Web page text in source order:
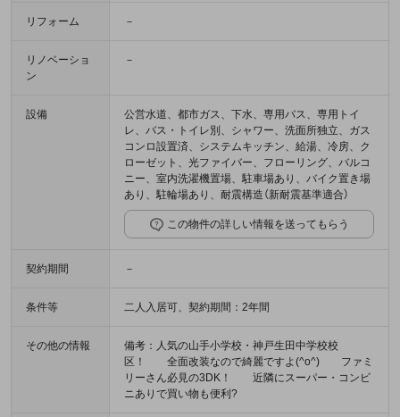
リフォーム －
リノベーショ
ン
－
設備
公営水道、都市ガス、下水、専用バス、専用トイ
レ、バス・トイレ別、シャワー、洗面所独立、ガス
コンロ設置済、システムキッチン、給湯、冷房、ク
ローゼット、光ファイバー、フローリング、バルコ
ニー、室内洗濯機置場、駐車場あり、バイク置き場
あり、駐輪場あり、耐震構造（新耐震基準適合）
この物件の詳しい情報を送ってもらう
契約期間 －
条件等 二人入居可、契約期間：2年間
その他の情報
備考：人気の山手小学校・神戸生田中学校校
区！ 全面改装なので綺麗ですよ(^o^) ファミ
リーさん必見の3DK！ 近隣にスーパー・コンビ
ニありで買い物も便利?